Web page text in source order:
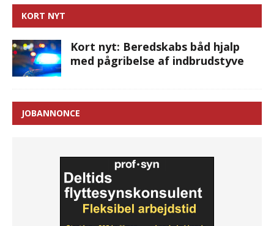
KORT NYT
Kort nyt: Beredskabs båd hjalp
med pågribelse af indbrudstyve
JOBANNONCE